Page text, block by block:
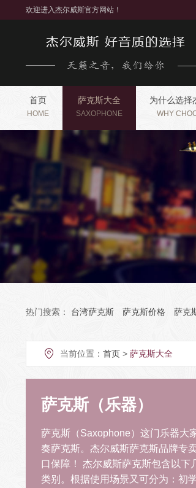
欢迎进入杰尔威斯官方网站！
首页
HOME
萨克斯大全
SAXOPHONE
为什么选择
WHY
热门搜索： 台湾萨克斯 萨克斯价格 萨克
当前位置： 首页 > 萨克斯大全
萨克斯（乐器）
萨克斯（Saxophone）这门乐器大
奏萨克斯。杰尔威斯萨克斯品牌专
口保障！ 杰尔威斯萨克斯包含以
类别。根据使用场景又可分为：初